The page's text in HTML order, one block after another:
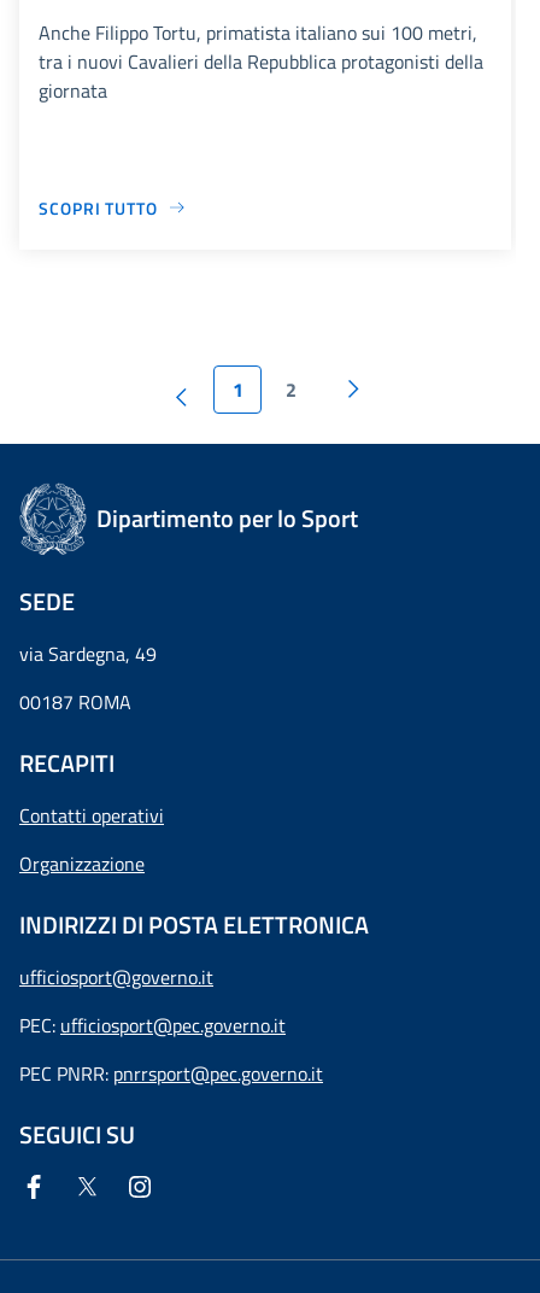
Anche Filippo Tortu, primatista italiano sui 100 metri,
tra i nuovi Cavalieri della Repubblica protagonisti della
giornata
SCOPRI TUTTO
1 2
Dipartimento per lo Sport
SEDE
via Sardegna, 49
00187 ROMA
RECAPITI
Contatti operativi
Organizzazione
INDIRIZZI DI POSTA ELETTRONICA
ufficiosport@governo.it
PEC: ufficiosport@pec.governo.it
PEC PNRR: pnrrsport@pec.governo.it
SEGUICI SU